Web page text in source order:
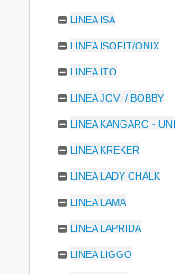
LINEA ISA
LINEA ISOFIT/ONIX
LINEA ITO
LINEA JOVI / BOBBY
LINEA KANGARO - UNI
LINEA KREKER
LINEA LADY CHALK
LINEA LAMA
LINEA LAPRIDA
LINEA LIGGO